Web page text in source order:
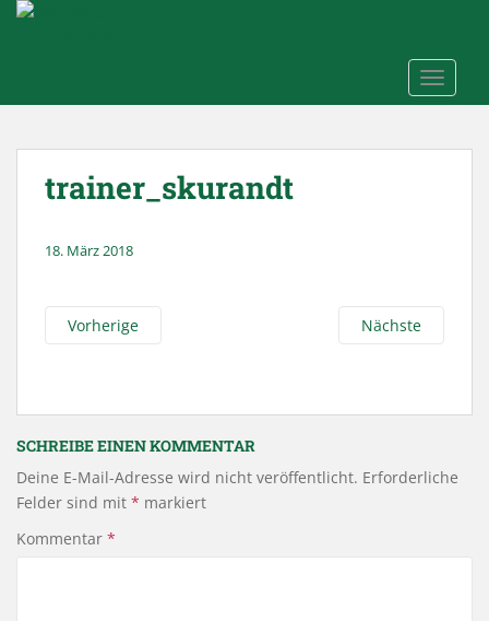
Skip to main content
trainer_skurandt
18. März 2018
Vorherige Nächste
SCHREIBE EINEN KOMMENTAR
Deine E-Mail-Adresse wird nicht veröffentlicht. Erforderliche
Felder sind mit * markiert
Kommentar *